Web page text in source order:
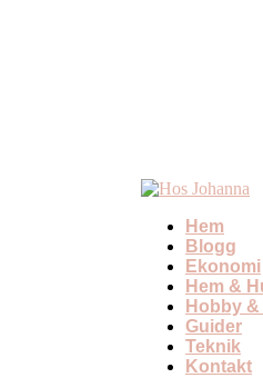
Hem
Blogg
Ekonomi
Hem &
Hobby
Guider
Teknik
Kontakt